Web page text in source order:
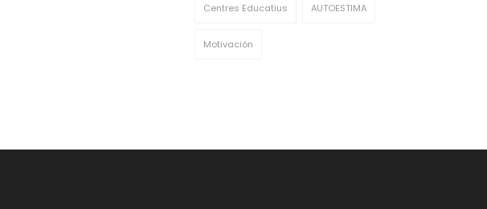
Centres Educatius AUTOESTIMA
Motivación